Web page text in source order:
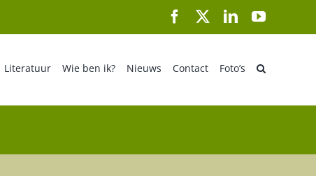
FacebookLinkedInYouTube
Literatuur Wie ben ik? Nieuws Contact Foto’s